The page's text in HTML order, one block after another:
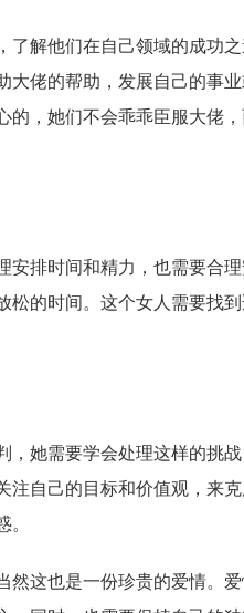
解他们在自己领域的成功之
佬的帮助，发展自己的事
，她们不会乖乖臣服大佬
排时间和精力，也需要合理
的时间。这个女人需要找
她需要学会处理这样的挑
自己的目标和价值观，来
这也是一份珍贵的爱情。爱